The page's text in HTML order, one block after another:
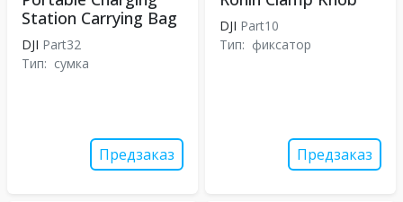
Station Carrying Bag
DJI Part32
Тип: сумка
Предзаказ
DJI Part10
Тип: фиксатор
Предзаказ